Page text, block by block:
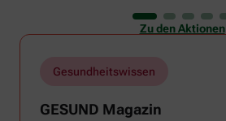
Zu den Aktionen
Gesundheitswissen
GESUND Magazin